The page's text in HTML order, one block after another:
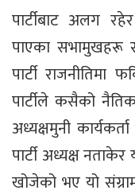
पार्टीबाट अलग
पाएका सभामुखहरू र
पार्टी राजनीतिमा
पार्टीले कसैको
अध्यक्षमुनी
पार्टी अध्यक्ष नताकेर
खोजेको भए यो